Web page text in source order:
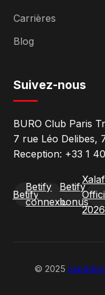
Carrières
Blog
Suivez-nous
BURO Club Paris
7 rue Léo Delibes,
Reception: +33 1
Betify
Betify
connexion
Betify
bonus
2026
© 2025